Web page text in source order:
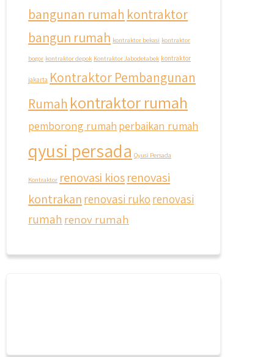
qyusipersada
#kontraktorjakarta
bangunan rumah kontraktor
bangun rumah kontraktor bekasi kontraktor
bogor kontraktor depok Kontraktor Jabodetabek kontraktor
jakarta Kontraktor Pembangunan
Rumah kontraktor rumah
pemborong rumah perbaikan rumah
qyusi persada Qyusi Persada
Kontraktor renovasi kiosrenovasi
kontrakanrenovasi ruko renovasi
rumah renov rumah